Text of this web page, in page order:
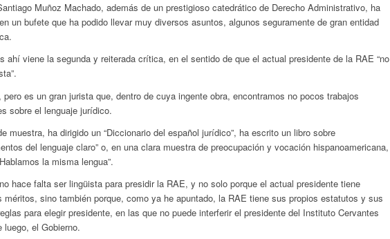
Muñoz Machado, además de un prestigioso catedrático de Derecho Administrativo, ha
un bufete que ha podido llevar muy diversos asuntos, algunos seguramente de gran entidad
ahí viene la segunda y reiterada crítica, en el sentido de que el actual presidente de la RAE “no
pero es un gran jurista que, dentro de cuya ingente obra, encontramos no pocos trabajos
sobre el lenguaje jurídico.
muestra, ha dirigido un “Diccionario del español jurídico”, ha escrito un libro sobre
del lenguaje claro” o, en una clara muestra de preocupación y vocación hispanoamericana,
la misma lengua”.
hace falta ser lingüista para presidir la RAE, y no solo porque el actual presidente tiene
méritos, sino también porque, como ya he apuntado, la RAE tiene sus propios estatutos y sus
para elegir presidente, en las que no puede interferir el presidente del Instituto Cervantes
luego, el Gobierno.